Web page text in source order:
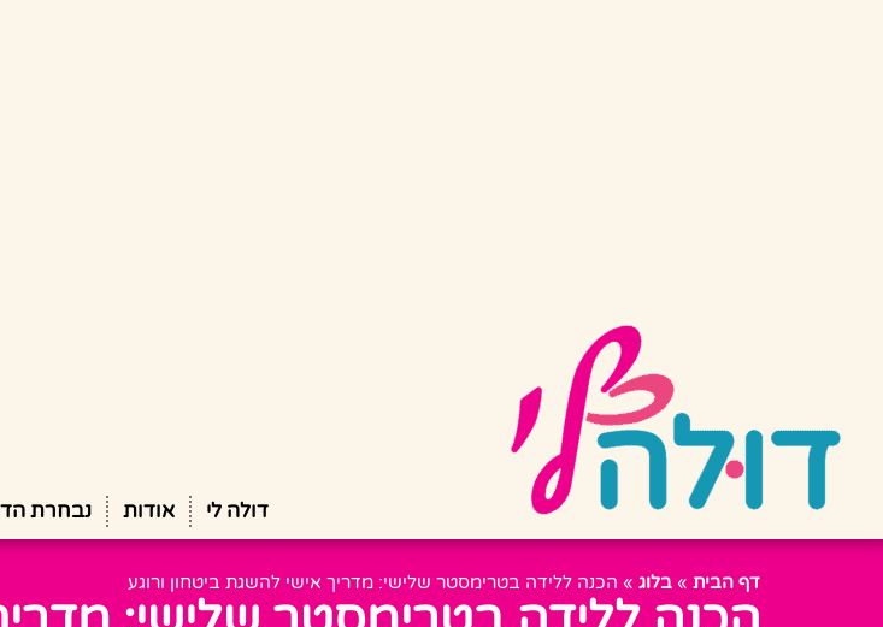
דולה לי אודות נבחרת
דף הבית » בלוג » הכנה ללידה בטרימסטר שלישי: מדריך אישי להשגת ביטחון ורוגע